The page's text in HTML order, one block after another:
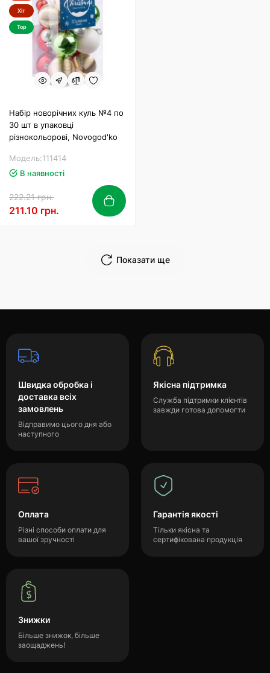
Хіт
Top
Набір новорічних куль №4 по
30 шт в упаковці
різнокольорові, Novogod'ko
Модель:111414
В наявності
222.21 грн.
211.10 грн.
Показати ще
Швидка обробка і
доставка всіх
замовлень
Відправимо цього дня або
наступного
Якісна підтримка
Служба підтримки клієнтів
завжди готова допомогти
Оплата
Різні способи оплати для
вашої зручності
Гарантія якості
Тільки якісна та
сертифікована продукція
Знижки
Більше знижок, більше
заощаджень!